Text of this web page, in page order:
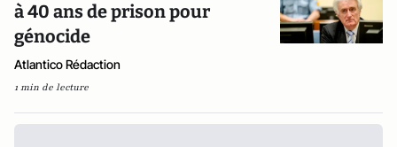
à 40 ans de prison pour
génocide
Atlantico Rédaction
1 min de lecture